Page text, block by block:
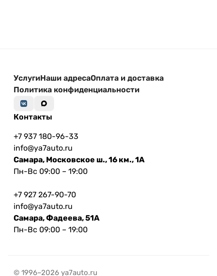
УслугиНаши адресаОплата и доставка
Политика конфиденциальности
Контакты
+7 937 180-96-33
info@ya7auto.ru
Самара, Московское ш., 16 км., 1А
Пн-Вс 09:00 – 19:00
+7 927 267-90-70
info@ya7auto.ru
Самара, Фадеева, 51А
Пн-Вс 09:00 – 19:00
© 1996–2026 ya7auto.ru